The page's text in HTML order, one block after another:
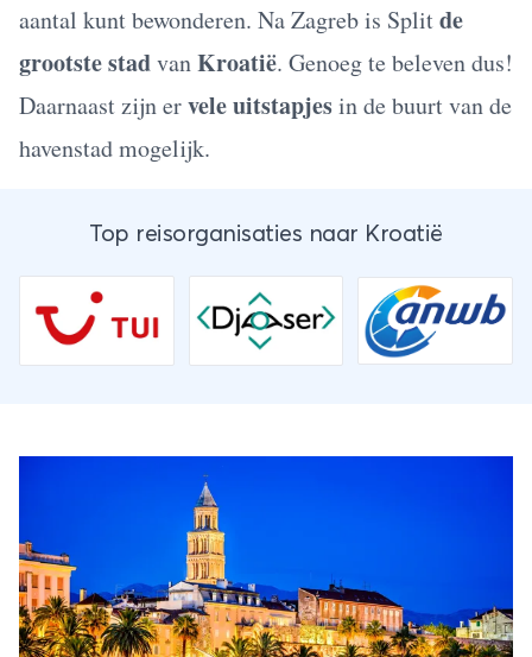
aantal kunt bewonderen. Na Zagreb is Splitde
grootste stadvanKroatië. Genoeg te beleven dus!
Daarnaast zijn ervele uitstapjesin de buurt van de
havenstad mogelijk.
Top reisorganisaties naar Kroatië